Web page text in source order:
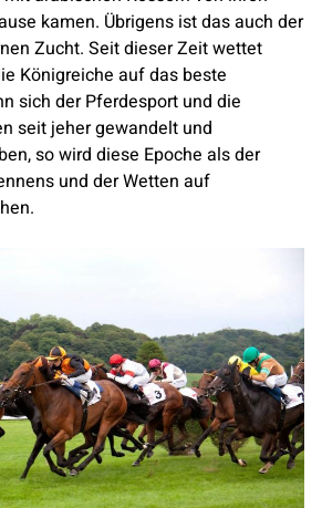
kamen. Übrigens ist das auch der
Zucht. Seit dieser Zeit wettet
Königreiche auf das beste
sich der Pferdesport und die
seit jeher gewandelt und
so wird diese Epoche als der
und der Wetten auf